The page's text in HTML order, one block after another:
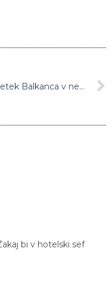
Posnetek Balkanca v nemški trgovini postal hit: “Kje je mama tega jajca?”
bi v hotelski sef